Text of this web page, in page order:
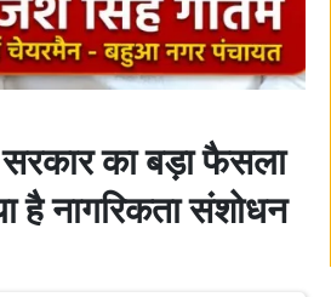
का बड़ा फैसला
है नागरिकता संशोधन